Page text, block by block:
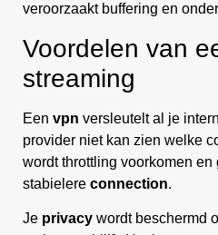
veroorzaakt buffering en
Voordelen van
streaming
Een vpn versleutelt al je
provider niet kan zien welke
wordt throttling voorkomen en
stabielere connection.
Je privacy wordt beschermd